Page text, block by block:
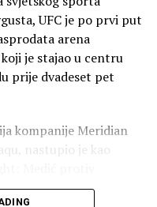
u finale,
svakog trenera.
onoga što smo
još jedan veliki
do samog vrha. Uz
UFC je po prvi put
arena
je stajao u centru
prije dvadeset pet
kompanije Meridian
nastupio je kao
koja je 2001.